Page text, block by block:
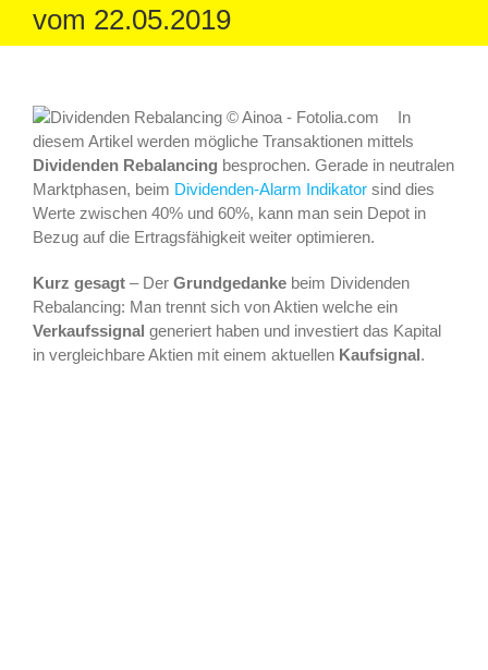
vom 22.05.2019
In
diesem Artikel werden mögliche Transaktionen mittels
Dividenden Rebalancing besprochen. Gerade in neutralen
Marktphasen, beim Dividenden-Alarm Indikator sind dies
Werte zwischen 40% und 60%, kann man sein Depot in
Bezug auf die Ertragsfähigkeit weiter optimieren.
Kurz gesagt – Der Grundgedanke beim Dividenden
Rebalancing: Man trennt sich von Aktien welche ein
Verkaufssignal generiert haben und investiert das Kapital
in vergleichbare Aktien mit einem aktuellen Kaufsignal.